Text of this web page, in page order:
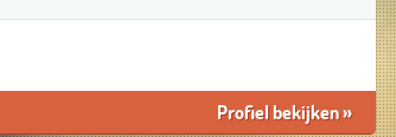
Profiel bekijken»